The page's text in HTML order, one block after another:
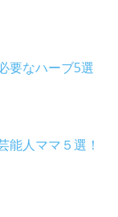
要なハーブ5選
能人ママ５選！